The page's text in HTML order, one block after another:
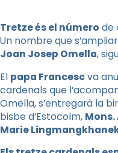
Tretze és el número de
Un nombre que
Joan Josep Omella,
El papa Francescva
cardenals que
Omella, s’entregarà la
bisbe d’Estocolm,
Marie